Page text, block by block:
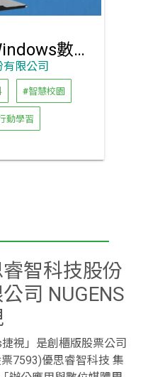
Nugens 好好播Windows數位看板軟硬體方案
限公司
#智慧校園
動學習
智科技股份
司 NUGENS
視」是創櫃版股票公司
7593)優思睿智科技 集